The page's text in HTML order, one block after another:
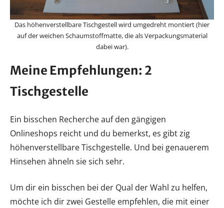
Das höhenverstellbare Tischgestell wird umgedreht montiert (hier
auf der weichen Schaumstoffmatte, die als Verpackungsmaterial
dabei war).
Meine Empfehlungen: 2
Tischgestelle
Ein bisschen Recherche auf den gängigen
Onlineshops reicht und du bemerkst, es gibt zig
höhenverstellbare Tischgestelle. Und bei genauerem
Hinsehen ähneln sie sich sehr.
Um dir ein bisschen bei der Qual der Wahl zu helfen,
möchte ich dir zwei Gestelle empfehlen, die mit einer